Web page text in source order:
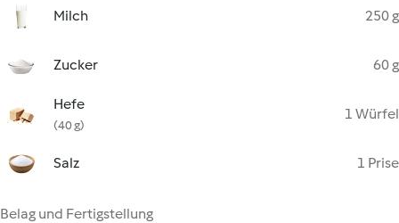
Milch 250 g
Zucker 60 g
Hefe
(40 g)
1 Würfel
Salz 1 Prise
Belag und Fertigstellung